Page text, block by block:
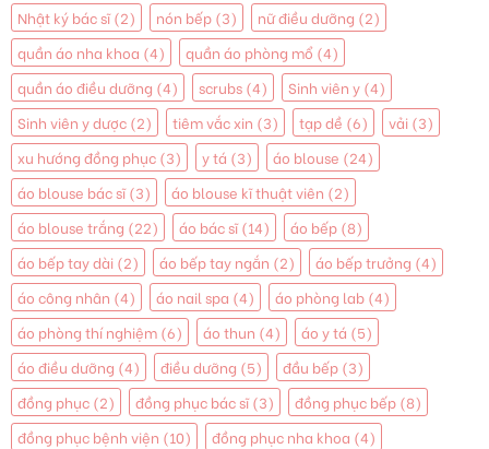
Nhật ký bác sĩ(2) nón bếp (3) nữ điều dưỡng (2)
quần áo nha khoa (4) quần áo phòng mổ (4)
quần áo điều dưỡng (4) scrubs (4) Sinh viên y (4)
Sinh viên y dược (2) tiêm vắc xin (3) tạp dề (6) vải (3)
xu hướng đồng phục (3) y tá (3) áo blouse (24)
áo blouse bác sĩ(3) áo blouse kĩ thuật viên (2)
áo blouse trắng (22) áo bác sĩ(14) áo bếp (8)
áo bếp tay dài (2) áo bếp tay ngắn (2) áo bếp trưởng (4)
áo công nhân (4) áo nail spa (4) áo phòng lab (4)
áo phòng thí nghiệm (6) áo thun (4) áo y tá (5)
áo điều dưỡng (4) điều dưỡng (5) đầu bếp (3)
đồng phục (2) đồng phục bác sĩ(3) đồng phục bếp (8)
đồng phục bệnh viện (10) đồng phục nha khoa (4)